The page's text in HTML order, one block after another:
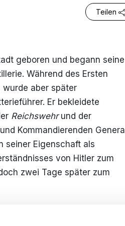
Teilen
geboren und begann seine
Während des Ersten
aber später
Er bekleidete
Reichswehrund der
Kommandierenden General
seiner Eigenschaft als
von Hitler zum
zwei Tage später zum
Einheiten unterschiedlicher